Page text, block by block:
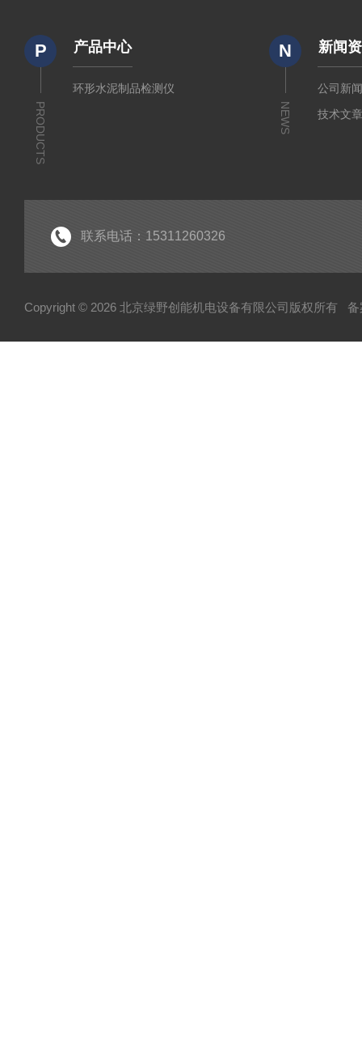
P
PRODUCTS
产品中心
环形水泥制品检测仪
N
NEWS
新闻
公司新
技术文
联系电话：15311260326
Copyright © 2026 北京绿野创能机电设备有限公司版权所有 备